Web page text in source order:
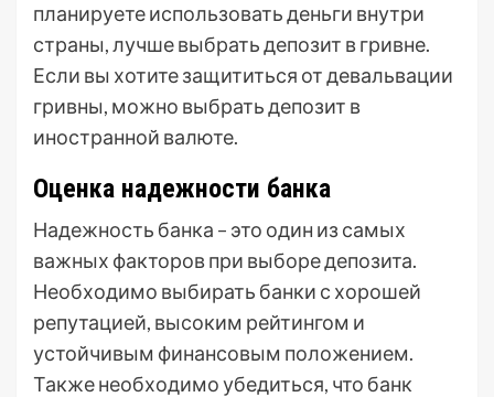
планируете использовать деньги внутри
страны, лучше выбрать депозит в гривне.
Если вы хотите защититься от девальвации
гривны, можно выбрать депозит в
иностранной валюте.
Оценка надежности банка
Надежность банка – это один из самых
важных факторов при выборе депозита.
Необходимо выбирать банки с хорошей
репутацией, высоким рейтингом и
устойчивым финансовым положением.
Также необходимо убедиться, что банк